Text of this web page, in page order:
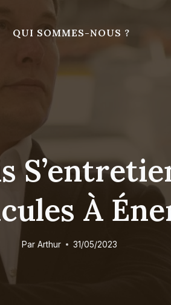
QUI SOMMES-NOUS ?
À
Par Arthur 31/05/2023